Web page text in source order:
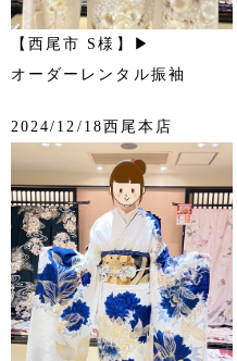
【西尾市 S様】▶
オーダーレンタル振袖
2024/12/18西尾本店